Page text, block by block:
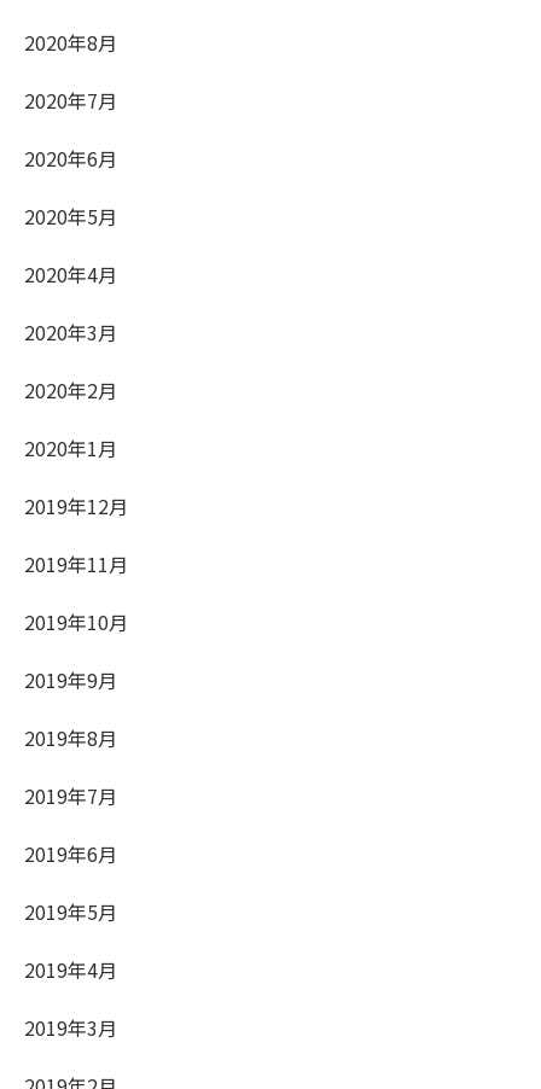
2020年8月
2020年7月
2020年6月
2020年5月
2020年4月
2020年3月
2020年2月
2020年1月
2019年12月
2019年11月
2019年10月
2019年9月
2019年8月
2019年7月
2019年6月
2019年5月
2019年4月
2019年3月